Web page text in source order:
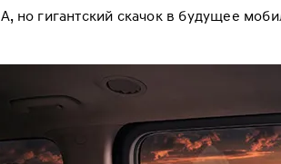
но гигантский скачок в будущее